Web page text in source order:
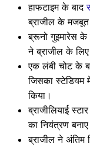
हाफटाइम के बाद
ब्राजील के
ब्रूनो गुइमारेस
ने ब्राजील के लिए
एक लंबी चोट के
जिसका स्टेडियम
किया।
ब्राजीलियाई
का नियंत्रण
ब्राजील ने अंतिम